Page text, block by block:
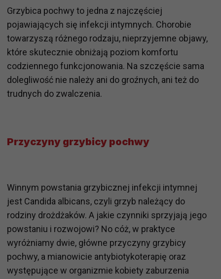
Grzybica pochwy to jedna z najczęściej
pojawiających się infekcji intymnych. Chorobie
towarzyszą różnego rodzaju, nieprzyjemne objawy,
które skutecznie obniżają poziom komfortu
codziennego funkcjonowania. Na szczęście sama
dolegliwość nie należy ani do groźnych, ani też do
trudnych do zwalczenia.
Przyczyny grzybicy pochwy
Winnym powstania grzybicznej infekcji intymnej
jest Candida albicans, czyli grzyb należący do
rodziny drożdżaków. A jakie czynniki sprzyjają jego
powstaniu i rozwojowi? No cóż, w praktyce
wyróżniamy dwie, główne przyczyny grzybicy
pochwy, a mianowicie antybiotykoterapię oraz
występujące w organizmie kobiety zaburzenia